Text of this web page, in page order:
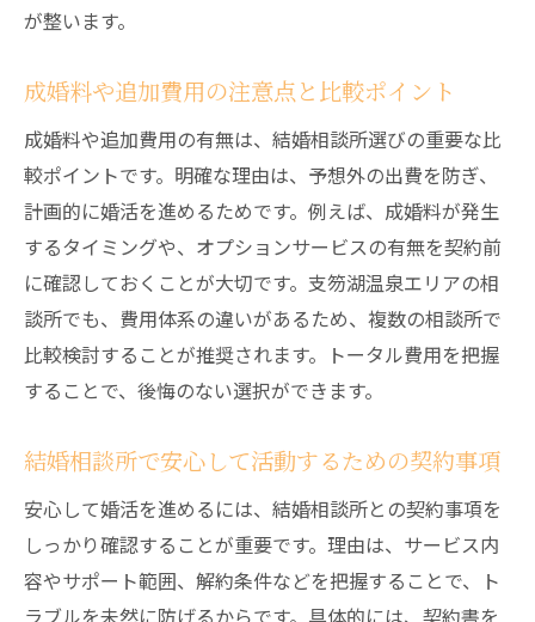
が整います。
成婚料や追加費用の注意点と比較ポイント
成婚料や追加費用の有無は、結婚相談所選びの重要な比
較ポイントです。明確な理由は、予想外の出費を防ぎ、
計画的に婚活を進めるためです。例えば、成婚料が発生
するタイミングや、オプションサービスの有無を契約前
に確認しておくことが大切です。支笏湖温泉エリアの相
談所でも、費用体系の違いがあるため、複数の相談所で
比較検討することが推奨されます。トータル費用を把握
することで、後悔のない選択ができます。
結婚相談所で安心して活動するための契約事項
安心して婚活を進めるには、結婚相談所との契約事項を
しっかり確認することが重要です。理由は、サービス内
容やサポート範囲、解約条件などを把握することで、ト
ラブルを未然に防げるからです。具体的には、契約書を